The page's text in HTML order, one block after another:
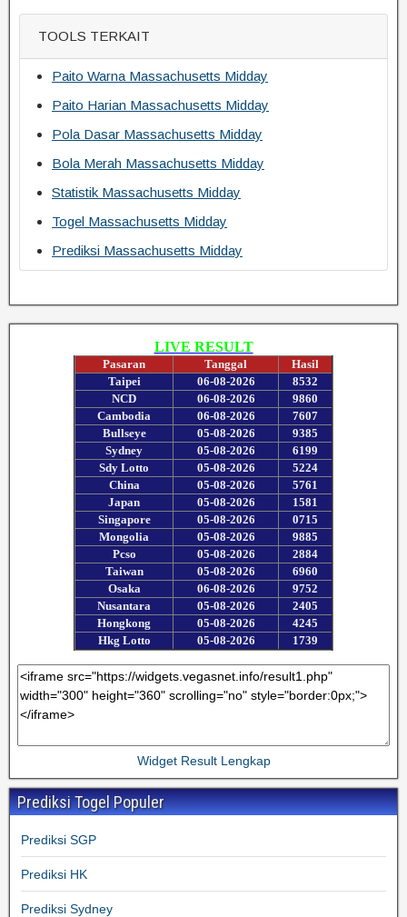
TOOLS TERKAIT
Paito Warna Massachusetts Midday
Paito Harian Massachusetts Midday
Pola Dasar Massachusetts Midday
Bola Merah Massachusetts Midday
Statistik Massachusetts Midday
Togel Massachusetts Midday
Prediksi Massachusetts Midday
Widget Result Lengkap
Prediksi Togel Populer
Prediksi SGP
Prediksi HK
Prediksi Sydney